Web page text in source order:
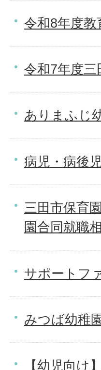
令和8年度教
令和7年度
ありまふじ
病児・病後
三田市保育
園合同就職
サポートフ
みつば幼稚
【幼児向け